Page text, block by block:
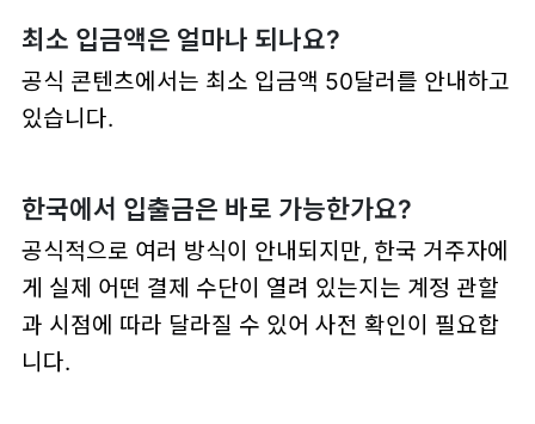
최소 입금액은 얼마나 되나요?
공식 콘텐츠에서는 최소 입금액 50달러를 안내하고
있습니다.
한국에서 입출금은 바로 가능한가요?
공식적으로 여러 방식이 안내되지만, 한국 거주자에
게 실제 어떤 결제 수단이 열려 있는지는 계정 관할
과 시점에 따라 달라질 수 있어 사전 확인이 필요합
니다.